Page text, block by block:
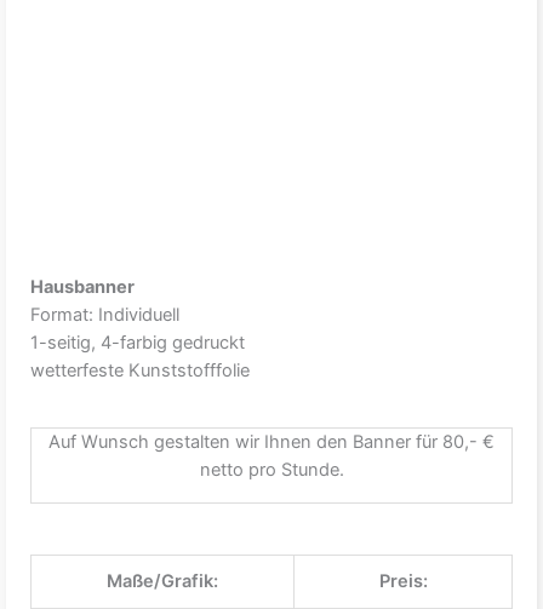
Hausbanner
Format: Individuell
1-seitig, 4-farbig gedruckt
wetterfeste Kunststofffolie
Auf Wunsch gestalten wir Ihnen den Banner für 80,- €
netto pro Stunde.
Maße/Grafik: Preis: